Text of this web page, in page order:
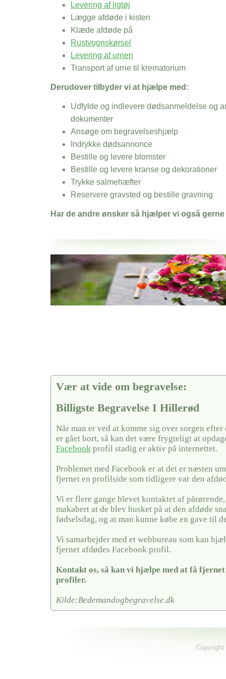
Levering af ligtøj
Lægge afdøde i kisten
Klæde afdøde på
Rustvognskørsel
Levering af urnen
Transport af urne til krematorium
Derudover tilbyder vi at hjælpe med:
Udfylde og indlevere dødsanmeldelse og
dokumenter
Ansøge om begravelseshjælp
Indrykke dødsannonce
Bestille og levere blomster
Bestille og levere kranse og dekorationer
Trykke salmehæfter
Reservere gravsted og bestille gravning
Har de andre ønsker så hjælper vi også gerne
Her hos os får du altid en god afslutning når det gælder
Billigste Begravelse I Hillerød
vi hjælper i alle faser af begravelsel
Vær at vide om begravelse:
Billigste Begravelse I Hillerød
Når man er ved at komme sig over sorgen
er gået bort, så kan det være frygteligt at
Facebook profil stadig er aktiv på internettet.
Problemet med Facebook er at det er næsten
fjernet en profilside som tidligere var den
Vi er flere gange blevet kontaktet af
makabert at de blev husket på at den afdøde
fødselsdag, og at man kunne købe en gave til
Vi samarbejder med et webbureau som kan
fjernet afdødes Facebook profil.
Kontakt os, så kan vi hjælpe med at få fjernet
profiler.
Kilde:Bedemandogbegravelse.dk